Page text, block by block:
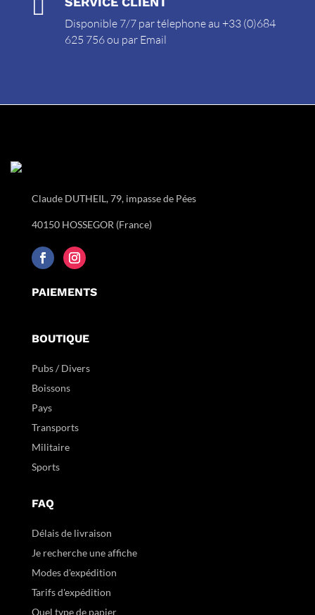

Disponible 7/7 par télephone au +33 (0)684
625 756 ou par Email
Claude DUTHEIL, 79, impasse de Pées
40150 HOSSEGOR (France)
PAIEMENTS
BOUTIQUE
Pubs / Divers
Boissons
Pays
Transports
Militaire
Sports
FAQ
Délais de livraison
Je recherche une affiche
Modes d'expédition
Tarifs d'expédition
Quel type de papier